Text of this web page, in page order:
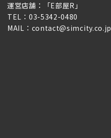
運営店舗：「E部屋R」
TEL：03-5342-0480
MAIL：contact@simcity.co.jp